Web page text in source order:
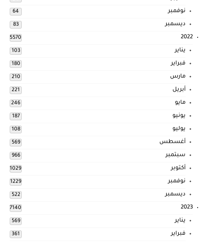
نوفمبر 64
ديسمبر 83
2022
5570
يناير 103
فبراير 180
مارس 210
أبريل 221
مايو 246
يونيو 187
يوليو 108
أغسطس 569
سبتمبر 966
أكتوبر 1029
نوفمبر 1229
ديسمبر 522
2023
7140
يناير 569
فبراير 361